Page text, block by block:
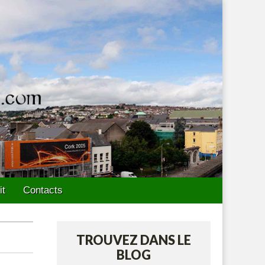
Contacts
TROUVEZ DANS LE
BLOG